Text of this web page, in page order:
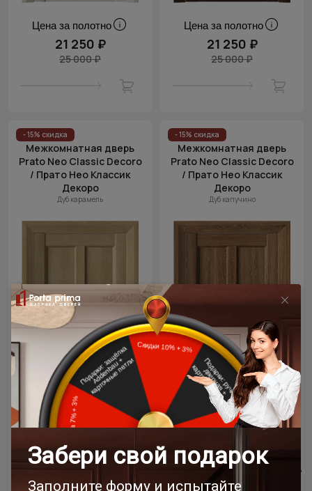
Цена за полотно
21 250 ₽
25 000 ₽
Цена за полотно
21 250 ₽
25 000 ₽
- 15% скидка
Межкомнатная дверь
Prato Neo Classic Decoro
/ Прато Нео Классик
Декоро
Дуб карамель
- 15% скидка
Межкомнатная дверь
Prato Neo Classic Decoro
/ Прато Нео Классик
Декоро
Дуб капучино